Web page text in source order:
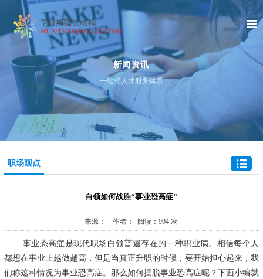
新闻资讯
一站式人才服务体系
职场观点
白领如何战胜“事业恐高症”
来源： 作者： 阅读：994 次
事业恐高症是现代职场白领普遍存在的一种职业病。相信每个人
都想在事业上越做越高，但是当真正升职的时候，要开始担心起来，我
们称这种情况为事业恐高症。那么如何摆脱事业恐高症呢？下面小编就